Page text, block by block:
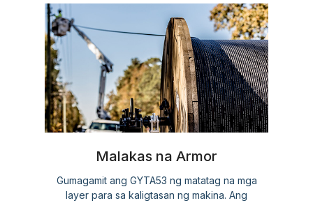
Malakas na Armor
Gumagamit ang GYTA53 ng matatag na mga
layer para sa kaligtasan ng makina. Ang